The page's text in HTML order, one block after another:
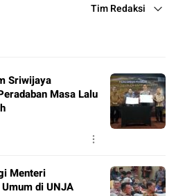
Tim Redaksi
Sriwijaya
Masa Lalu
Menteri
di UNJA